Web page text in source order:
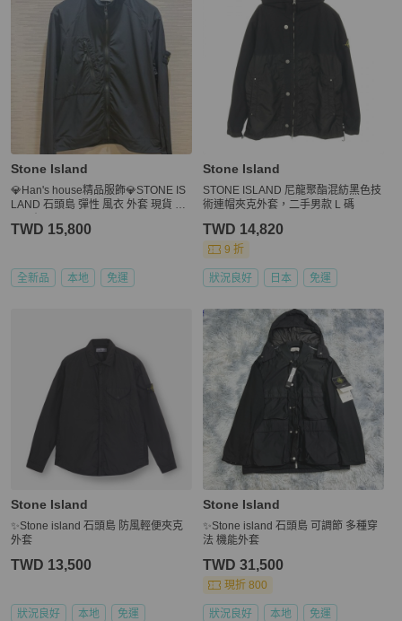
Stone Island
💎Han's house精品服飾💎STONE IS
LAND 石頭島 彈性 風衣 外套 現貨 L ~
TWD 15,800
全新品 本地 免運
Stone Island
STONE ISLAND 尼龍聚酯混紡黑色技
術連帽夾克外套，二手男款 L 碼
TWD 14,820
9 折
狀況良好 日本 免運
Stone Island
✨Stone island 石頭島 防風輕便夾克
外套
TWD 13,500
狀況良好 本地 免運
Stone Island
✨Stone island 石頭島 可調節 多種穿
法 機能外套
TWD 31,500
現折 800
狀況良好 本地 免運